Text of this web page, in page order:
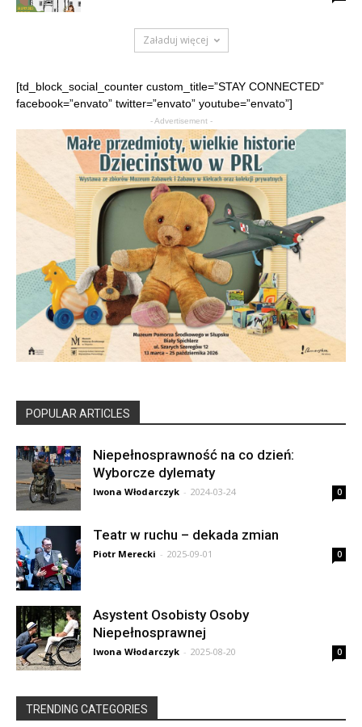
Załaduj więcej
[td_block_social_counter custom_title=”STAY CONNECTED”
facebook=”envato” twitter=”envato” youtube=”envato”]
- Advertisement -
POPULAR ARTICLES
Niepełnosprawność na co dzień:
Wyborcze dylematy
Iwona Włodarczyk - 2024-03-24 0
Teatr w ruchu – dekada zmian
Piotr Merecki - 2025-09-01 0
Asystent Osobisty Osoby
Niepełnosprawnej
Iwona Włodarczyk - 2025-08-20 0
TRENDING CATEGORIES